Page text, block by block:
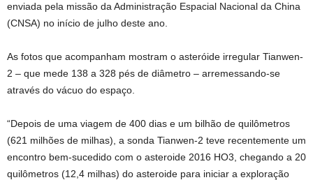
enviada pela missão da Administração Espacial Nacional da China
(CNSA) no início de julho deste ano.
As fotos que acompanham mostram o asteróide irregular Tianwen-
2 – que mede 138 a 328 pés de diâmetro – arremessando-se
através do vácuo do espaço.
“Depois de uma viagem de 400 dias e um bilhão de quilômetros
(621 milhões de milhas), a sonda Tianwen-2 teve recentemente um
encontro bem-sucedido com o asteroide 2016 HO3, chegando a 20
quilômetros (12,4 milhas) do asteroide para iniciar a exploração